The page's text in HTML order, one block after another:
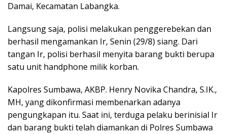
Damai, Kecamatan Labangka.
Langsung saja, polisi melakukan penggerebekan dan
berhasil mengamankan Ir, Senin (29/8) siang. Dari
tangan Ir, polisi berhasil menyita barang bukti berupa
satu unit handphone milik korban.
Kapolres Sumbawa, AKBP. Henry Novika Chandra, S.IK.,
MH, yang dikonfirmasi membenarkan adanya
pengungkapan itu. Saat ini, terduga pelaku berinisial Ir
dan barang bukti telah diamankan di Polres Sumbawa